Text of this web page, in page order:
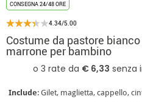
CONSEGNA 24/48 ORE
4.34/5.00
Costume da pastore bianco
marrone per bambino
Include: Gilet, maglietta, cappello,